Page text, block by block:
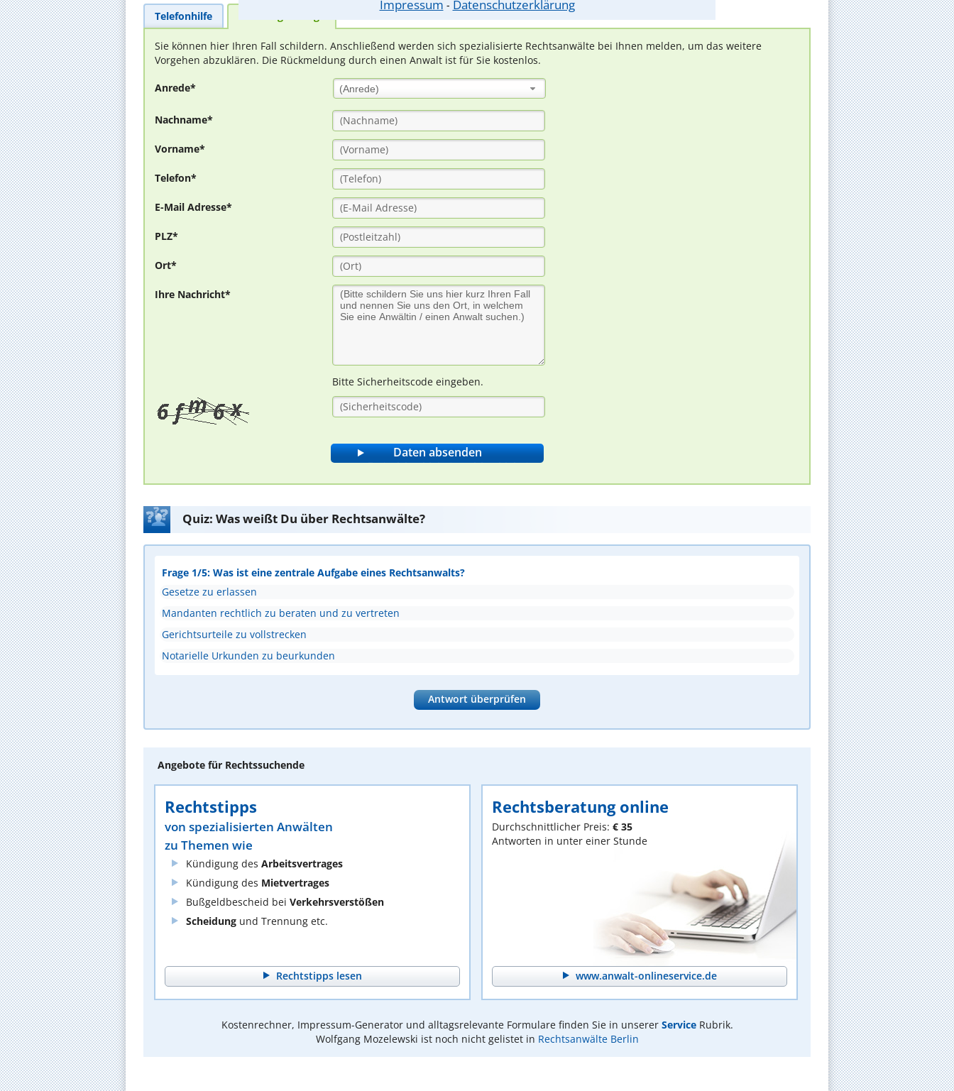
Impressum ⁃ Datenschutzerklärung
Telefonhilfe
Sie können hier Ihren Fall schildern. Anschließend werden sich spezialisierte Rechtsanwälte bei Ihnen melden, um das weitere
Vorgehen abzuklären. Die Rückmeldung durch einen Anwalt ist für Sie kostenlos.
Anrede* (Anrede)
Nachname*
Vorname*
Telefon*
E-Mail Adresse*
PLZ*
Ort*
Ihre Nachricht*
Bitte Sicherheitscode eingeben.
Quiz: Was weißt Du über Rechtsanwälte?
Frage 1/5: Was ist eine zentrale Aufgabe eines Rechtsanwalts?
Gesetze zu erlassen
Mandanten rechtlich zu beraten und zu vertreten
Gerichtsurteile zu vollstrecken
Notarielle Urkunden zu beurkunden
Antwort überprüfen
Angebote für Rechtssuchende
Rechtstipps
von spezialisierten Anwälten
zu Themen wie
Kündigung des Arbeitsvertrages
Kündigung des Mietvertrages
Bußgeldbescheid bei Verkehrsverstößen
Scheidung und Trennung etc.
Rechtstipps lesen
Rechtsberatung online
Durchschnittlicher Preis: € 35
Antworten in unter einer Stunde
www.anwalt-onlineservice.de
Kostenrechner, Impressum-Generator und alltagsrelevante Formulare finden Sie in unserer ServiceRubrik.
Wolfgang Mozelewski ist noch nicht gelistet in Rechtsanwälte Berlin